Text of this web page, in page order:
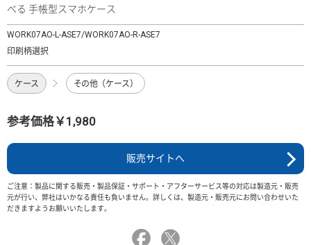
べる 手帳型スマホケース
WORK07AO-L-ASE7/WORK07AO-R-ASE7
印刷柄選択
ケース その他（ケース）
参考価格￥1,980
販売サイトへ
ご注意：製品に関する販売・製品保証・サポート・アフターサービス等の対応は製造元・販売
元が行い、弊社はいかなる責任も負いません。詳しくは、製造元・販売元にお問い合わせいた
だきますようお願いいたします。